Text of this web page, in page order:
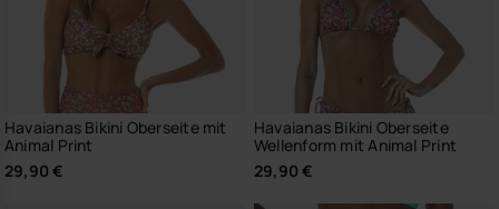
Havaianas Bikini Oberseite mit
Animal Print
29,90 €
Havaianas Bikini Oberseite
Wellenform mit Animal Print
29,90 €